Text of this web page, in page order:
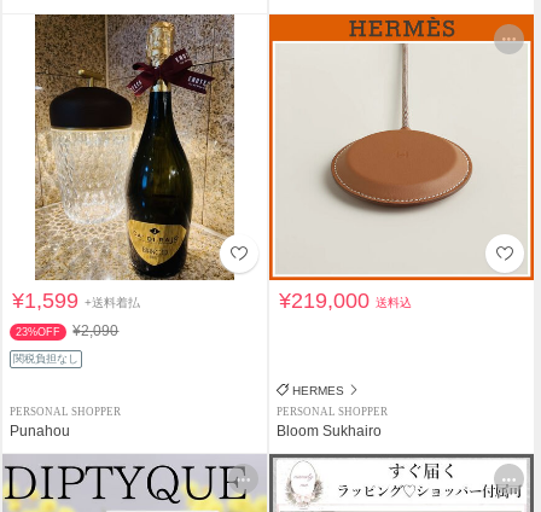
¥1,599+送料着払
23%OFF ¥2,090
関税負担なし
PERSONAL SHOPPER
Punahou
¥219,000送料込
HERMES
PERSONAL SHOPPER
Bloom Sukhairo